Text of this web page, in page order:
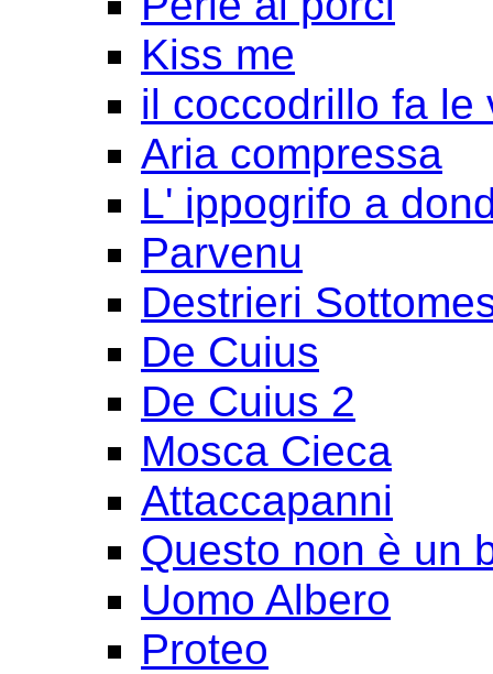
Kiss me
il coccodrillo fa le
Aria compressa
L' ippogrifo a
Parvenu
Destrieri
De Cuius
De Cuius 2
Mosca Cieca
Attaccapanni
Questo non è un
Uomo Albero
Proteo